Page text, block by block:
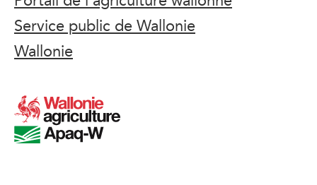
Service public de Wallonie
Wallonie